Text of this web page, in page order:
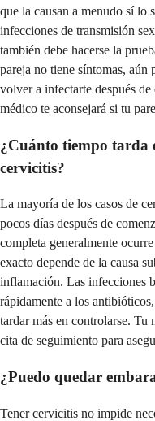
que la causan a menudo sí lo
infecciones de transmisión
también debe hacerse la
pareja no tiene síntomas,
volver a infectarte después
médico te aconsejará si tu
¿Cuánto tiempo tarda
cervicitis?
La mayoría de los casos de
pocos días después de
completa generalmente
exacto depende de la causa
inflamación. Las infecciones
rápidamente a los
tardar más en controlarse. Tu
cita de seguimiento para
¿Puedo quedar
Tener cervicitis no impide